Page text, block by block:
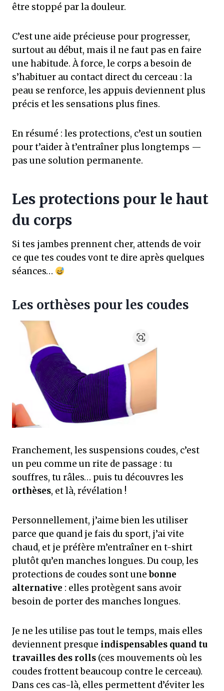
être stoppé par la douleur.
C’est une aide précieuse pour progresser,
surtout au début, mais il ne faut pas en faire
une habitude. À force, le corps a besoin de
s’habituer au contact direct du cerceau : la
peau se renforce, les appuis deviennent plus
précis et les sensations plus fines.
En résumé : les protections, c’est un soutien
pour t’aider à t’entraîner plus longtemps —
pas une solution permanente.
Les protections pour le haut
du corps
Si tes jambes prennent cher, attends de voir
ce que tes coudes vont te dire après quelques
séances…
Les orthèses pour les coudes
Franchement, les suspensions coudes, c’est
un peu comme un rite de passage : tu
souffres, tu râles… puis tu découvres les
orthèses, et là, révélation !
Personnellement, j’aime bien les utiliser
parce que quand je fais du sport, j’ai vite
chaud, et je préfère m’entraîner en t-shirt
plutôt qu’en manches longues. Du coup, les
protections de coudes sont unebonne
alternative : elles protègent sans avoir
besoin de porter des manches longues.
Je ne les utilise pas tout le temps, mais elles
deviennent presque indispensables quand tu
travailles des rolls (ces mouvements où les
coudes frottent beaucoup contre le cerceau).
Dans ces cas-là, elles permettent d’éviter les